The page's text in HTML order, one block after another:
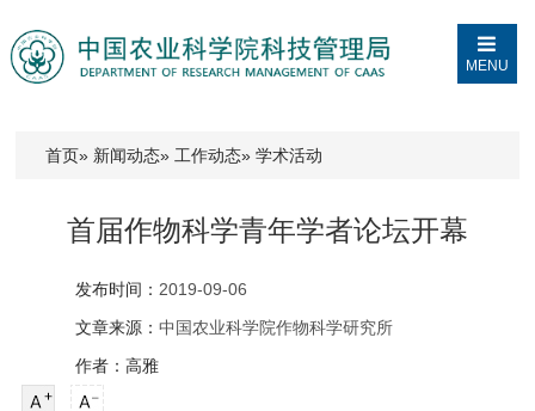
MENU
首页» 新闻动态» 工作动态» 学术活动
首届作物科学青年学者论坛开幕
发布时间： 2019-09-06
文章来源：中国农业科学院作物科学研究所
作者：高雅